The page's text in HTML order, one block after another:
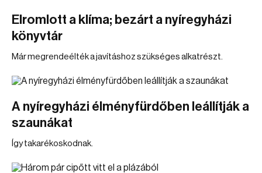
Elromlott a klíma; bezárt a nyíregyházi
könyvtár
Már megrendeélték a javításhoz szükséges alkatrészt.
A nyíregyházi élményfürdőben leállítják a
szaunákat
Így takarékoskodnak.